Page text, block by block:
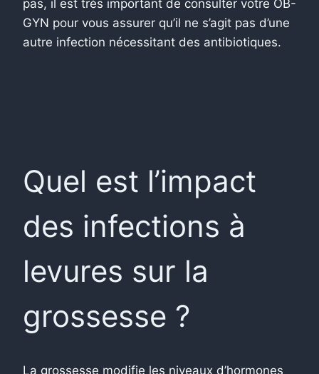
pas, il est très important de consulter votre OB-
GYN pour vous assurer qu’il ne s’agit pas d’une
autre infection nécessitant des antibiotiques.
Quel est l’impact
des infections à
levures sur la
grossesse ?
La grossesse modifie les niveaux d’hormones